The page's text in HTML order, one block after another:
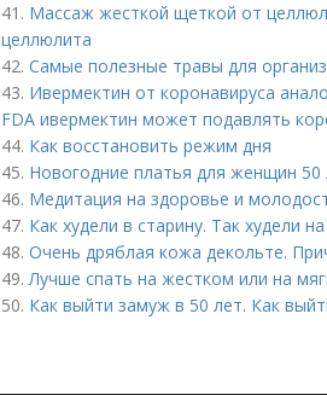
41. Массаж жесткой щеткой от
целлюлита
42. Самые полезные травы для
43. Ивермектин от коронавируса
FDA ивермектин может подавлять
44. Как восстановить режим дня
45. Новогодние платья для женщин 50
46. Медитация на здоровье и
47. Как худели в старину. Так худели
48. Очень дряблая кожа декольте.
49.Лучше спать на жестком или на
50. Как выйти замуж в 50 лет. Как